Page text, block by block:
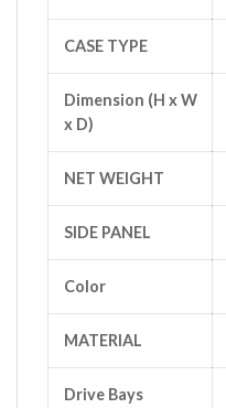
CASE TYPE
Dimension (H x W
x D)
NET WEIGHT
SIDE PANEL
Color
MATERIAL
Drive Bays